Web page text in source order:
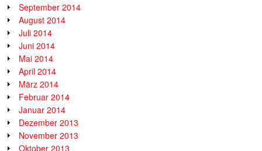
September 2014
August 2014
Juli 2014
Juni 2014
Mai 2014
April 2014
März 2014
Februar 2014
Januar 2014
Dezember 2013
November 2013
Oktober 2013